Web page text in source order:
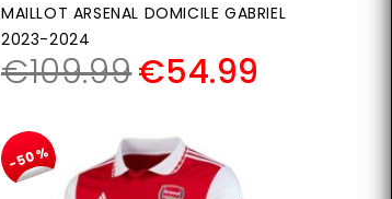
MAILLOT ARSENAL DOMICILE GABRIEL
2023-2024
€109.99€54.99
-50%